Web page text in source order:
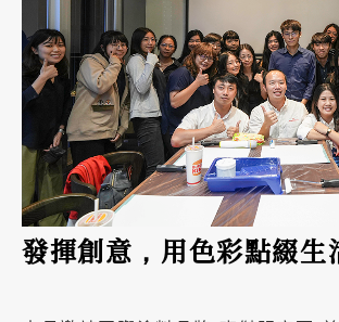
聯絡我們
加盟徵才
發揮創意，用色彩點綴生